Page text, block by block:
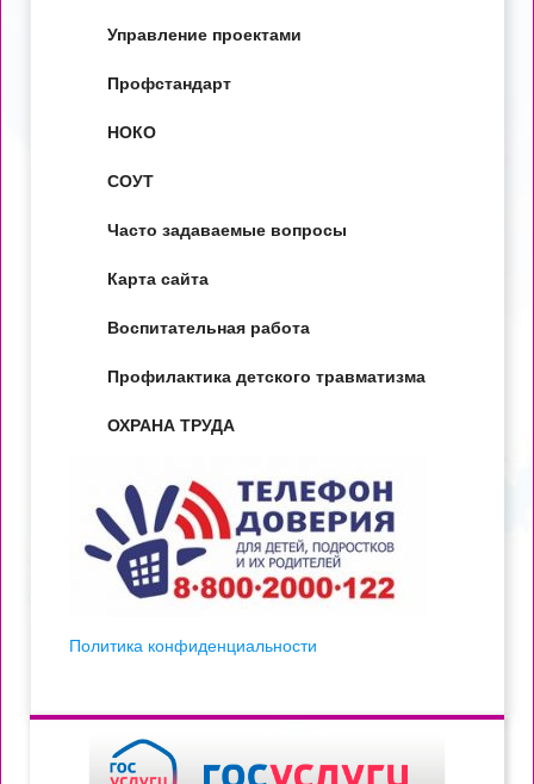
Управление проектами
Профстандарт
НОКО
СОУТ
Часто задаваемые вопросы
Карта сайта
Воспитательная работа
Профилактика детского травматизма
ОХРАНА ТРУДА
Политика конфиденциальности